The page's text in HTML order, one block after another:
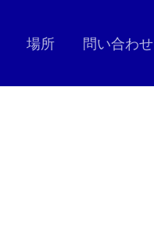
場所 問い合わせ